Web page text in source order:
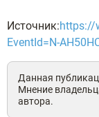
Источник:https://
EventId=N-
Данная
Мнение
автора.